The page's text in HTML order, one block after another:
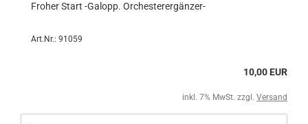
Froher Start -Galopp. Orchesterergänzer-
Art.Nr.: 91059
10,00 EUR
inkl. 7% MwSt. zzgl. Versand